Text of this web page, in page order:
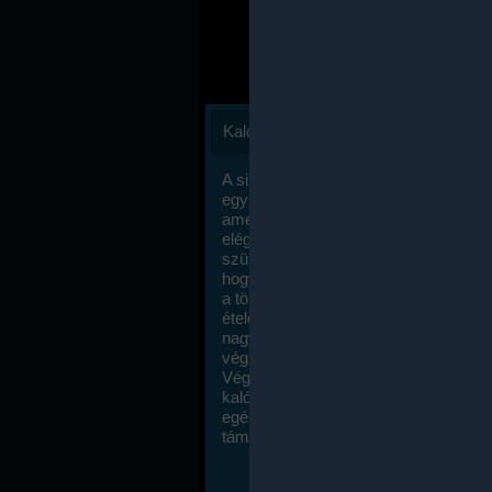
Kalóriaszámlálás
A sikeres fogyás titka valójában igen
egyszerű: égess több energiát, mint
amennyit beviszel. Természetesen
elég nagy fegyelemre és akaraterőre
szükség, de meglepődve fogod
hogy a kalóriaszámolás mennyire
a többi diétához képest. Itt nincsenek
ételek és a megengedett kalóriabevitelt
nagymértékben növelheted ha
végzel.
Végül, de nem utolsó sorban, a
kalóriaszámolás módszerét a legtöbb
egészségügyi szakorvos ajánlja és
támogatja.